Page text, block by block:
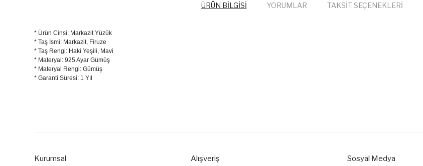
ÜRÜN BİLGİSİ YORUMLAR TAKSİT SEÇENEKLERİ
* Ürün Cinsi: Markazit Yüzük
* Taş İsmi: Markazit, Firuze
* Taş Rengi: Haki Yeşili, Mavi
* Materyal: 925 Ayar Gümüş
* Materyal Rengi: Gümüş
* Garanti Süresi: 1 Yıl
Ürün bilgilerinde hatalar bulunuyor.
Kurumsal Alışveriş Sosyal Medya